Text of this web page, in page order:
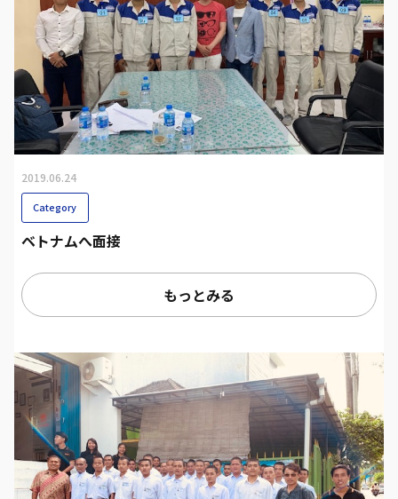
2019.06.24
Category
ベトナムへ面接
もっとみる